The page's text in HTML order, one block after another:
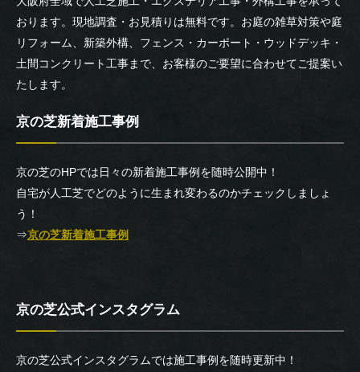
おります。現地調査・お見積りは無料です。お庭の雑草対策や庭
リフォーム、新築外構、フェンス・カーポート・ウッドデッキ・
土間コンクリート工事まで、お客様のご要望に合わせてご提案い
たします。
京の芝新着施工事例
京の芝のHPでは日々の新着施工事例を随時公開中！
自宅が人工芝でどのように生まれ変わるのかチェックしましょ
う！
⇒京の芝新着施工事例
京の芝公式インスタグラム
京の芝公式インスタグラムでは施工事例を随時更新中！